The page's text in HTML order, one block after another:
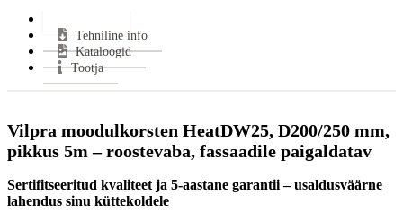
Tehniline info
Kataloogid
Tootja
Vilpra moodulkorsten HeatDW25, D200/250 mm,
pikkus 5m – roostevaba, fassaadile paigaldatav
Sertifitseeritud kvaliteet ja 5-aastane garantii – usaldusväärne
lahendus sinu küttekoldele